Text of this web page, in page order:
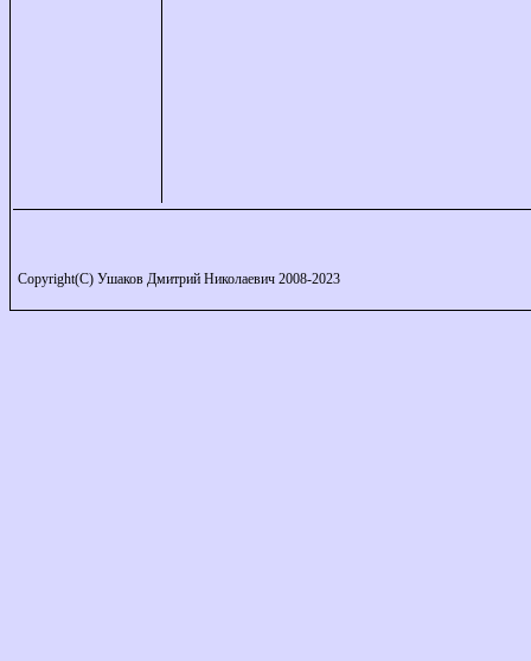
Copyright(C) Ушаков Дмитрий Николаевич 2008-2023